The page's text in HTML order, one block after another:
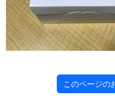
このページの